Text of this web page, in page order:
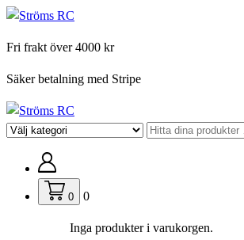
Hoppa
innehåll
Fri frakt över 4000 kr
Säker betalning med Stripe
För din hobby
0 0
Inga produkter i varukorgen.